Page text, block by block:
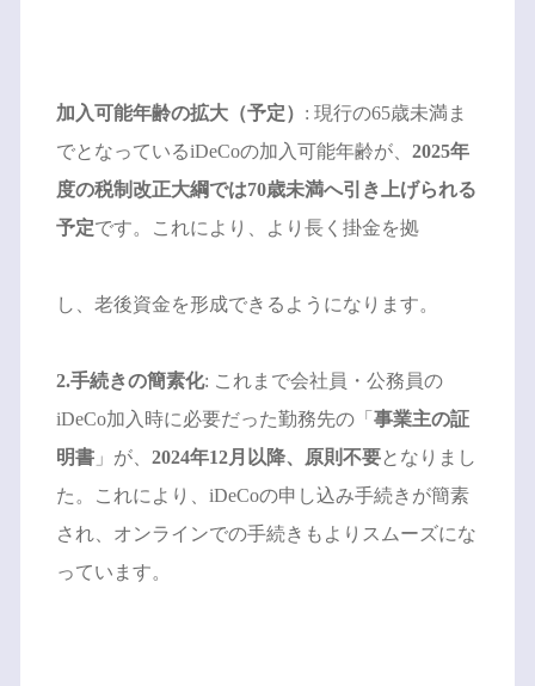
加入可能年齢の拡大（予定） : 現行の65歳未満ま
でとなっているiDeCoの加入可能年齢が、 2025年
度の税制改正大綱では70歳未満へ引き上げられる
予定です。これにより、より長く掛金を拠
し、老後資金を形成できるようになります。
2.手続きの簡素化: これまで会社員・公務員の
iDeCo加入時に必要だった勤務先の「 事業主の証
明書」が、 2024年12月以降、原則不要となりまし
た。これにより、iDeCoの申し込み手続きが簡素
され、オンラインでの手続きもよりスムーズにな
っています。